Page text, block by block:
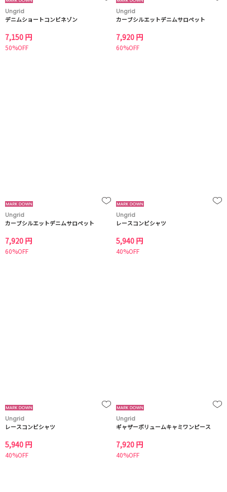
Ungrid
デニムショートコンビネゾン
7,150 円
50%OFF
Ungrid
カーブシルエットデニムサロペット
7,920 円
60%OFF
Ungrid
カーブシルエットデニムサロペット
7,920 円
60%OFF
Ungrid
レースコンビシャツ
5,940 円
40%OFF
Ungrid
レースコンビシャツ
5,940 円
40%OFF
Ungrid
ギャザーボリュームキャミワンピース
7,920 円
40%OFF